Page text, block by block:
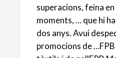
superacions, feina
moments, … que hi
dos anys. Avui
promocions de